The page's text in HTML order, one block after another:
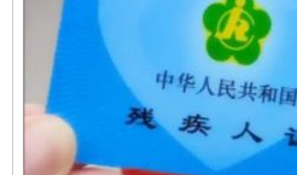
事关残疾人未来5年